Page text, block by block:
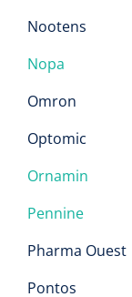
Nootens
Nopa
Omron
Optomic
Ornamin
Pennine
Pharma Ouest
Pontos